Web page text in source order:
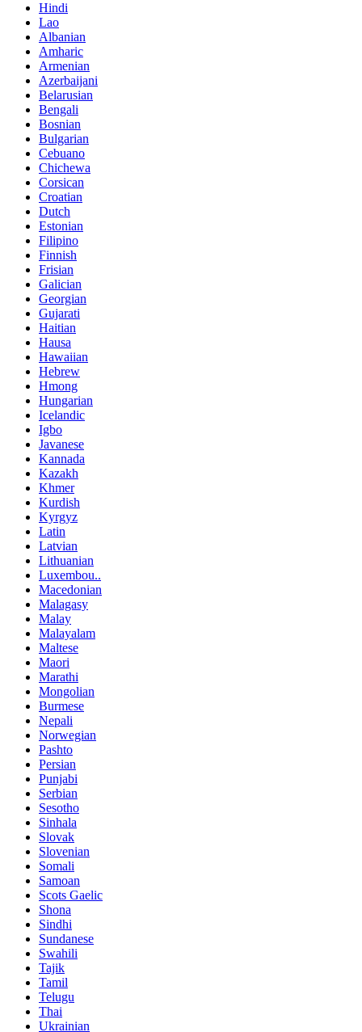
Hindi
Lao
Albanian
Amharic
Armenian
Azerbaijani
Belarusian
Bengali
Bosnian
Bulgarian
Cebuano
Chichewa
Corsican
Croatian
Dutch
Estonian
Filipino
Finnish
Frisian
Galician
Georgian
Gujarati
Haitian
Hausa
Hawaiian
Hebrew
Hmong
Hungarian
Icelandic
Igbo
Javanese
Kannada
Kazakh
Khmer
Kurdish
Kyrgyz
Latin
Latvian
Lithuanian
Luxembou..
Macedonian
Malagasy
Malay
Malayalam
Maltese
Maori
Marathi
Mongolian
Burmese
Nepali
Norwegian
Pashto
Persian
Punjabi
Serbian
Sesotho
Sinhala
Slovak
Slovenian
Somali
Samoan
Scots Gaelic
Shona
Sindhi
Sundanese
Swahili
Tajik
Tamil
Telugu
Thai
Ukrainian